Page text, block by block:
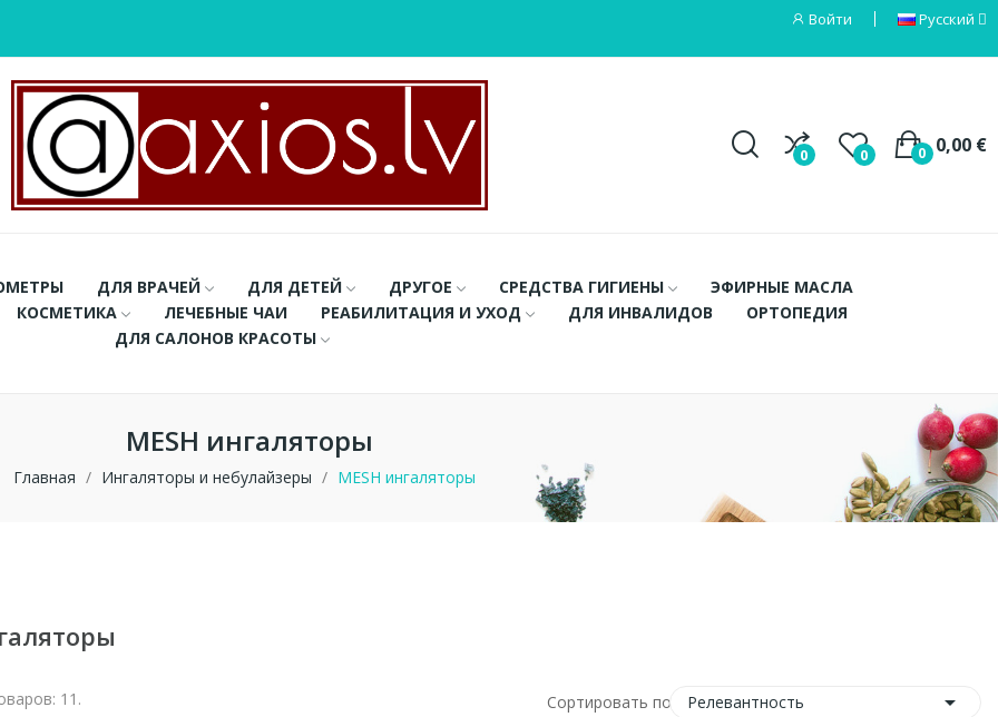
Войти Русский
0 0 0,00 €
0
ДЛЯ ВРАЧЕЙ ДЛЯ ДЕТЕЙ ДРУГОЕ СРЕДСТВА ГИГИЕНЫ
ЭФИРНЫЕ МАСЛА
КОСМЕТИКА
ЛЕЧЕБНЫЕ ЧАИ РЕАБИЛИТАЦИЯ И УХОД ДЛЯ ИНВАЛИДОВ
ОРТОПЕДИЯ
ДЛЯ САЛОНОВ КРАСОТЫ
MESH ингаляторы
Главная Ингаляторы и небулайзеры MESH ингаляторы
11. Сортировать по: Релевантность 